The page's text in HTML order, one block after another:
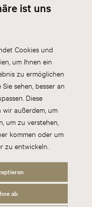
ist uns
Cookies und
um Ihnen ein
zu ermöglichen
sehen, besser an
Diese
außerdem, um
um zu verstehen,
kommen oder um
zu entwickeln.
ab
Cookies